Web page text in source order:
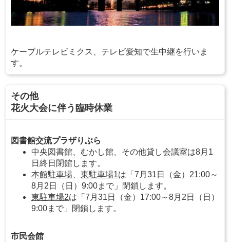
ケーブルテレビミクス、テレビ愛知で生中継を行いま
す。
その他
花火大会に伴う臨時休業
図書館交流プラザりぶら
中央図書館、むかし館、その他貸し会議室は8月1
日終日閉館します。
本館駐車場
東駐車場1は「7月31日（金）21:00～
8月2日（日）9:00まで」閉鎖します。
東駐車場2は「7月31日（金）17:00～8月2日（日）
9:00まで」閉鎖します。
市民会館